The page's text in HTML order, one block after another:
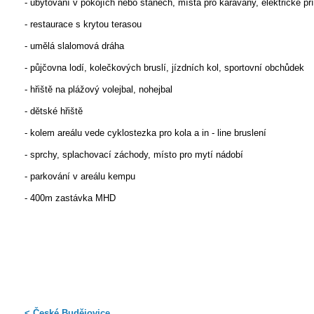
- ubytování v pokojích nebo stanech, místa pro karavany, elektrické
- restaurace s krytou terasou
- umělá slalomová dráha
- půjčovna lodí, kolečkových bruslí, jízdních kol, sportovní obchůdek
- hřiště na plážový volejbal, nohejbal
- dětské hřiště
- kolem areálu vede cyklostezka pro kola a in - line bruslení
- sprchy, splachovací záchody, místo pro mytí nádobí
- parkování v areálu kempu
- 400m zastávka MHD